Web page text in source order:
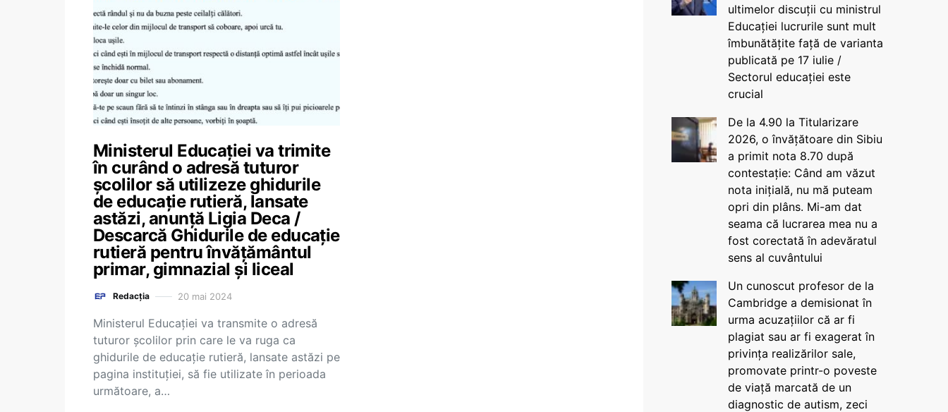
Ministerul Educației va trimite
în curând o adresă tuturor
școlilor să utilizeze ghidurile
de educație rutieră, lansate
astăzi, anunță Ligia Deca /
Descarcă Ghidurile de educație
rutieră pentru învățământul
primar, gimnazial și liceal
Redacția 20 mai 2024
Ministerul Educației va transmite o adresă
tuturor școlilor prin care le va ruga ca
ghidurile de educație rutieră, lansate astăzi pe
pagina instituției, să fie utilizate în perioada
următoare, a…
ultimelor discuții cu ministrul
Educației lucrurile sunt mult
îmbunătățite față de varianta
publicată pe 17 iulie /
Sectorul educației este
crucial
De la 4.90 la Titularizare
2026, o învățătoare din Sibiu
a primit nota 8.70 după
contestație: Când am văzut
nota inițială, nu mă puteam
opri din plâns. Mi-am dat
seama că lucrarea mea nu a
fost corectată în adevăratul
sens al cuvântului
Un cunoscut profesor de la
Cambridge a demisionat în
urma acuzațiilor că ar fi
plagiat sau ar fi exagerat în
privința realizărilor sale,
promovate printr-o poveste
de viață marcată de un
diagnostic de autism, zeci